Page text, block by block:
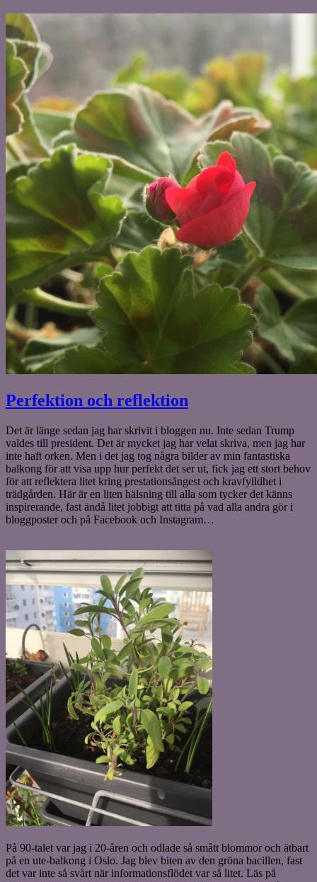
Perfektion och reflektion
Det är länge sedan jag har skrivit i bloggen nu. Inte sedan Trump
valdes till president. Det är mycket jag har velat skriva, men jag har
inte haft orken. Men i det jag tog några bilder av min fantastiska
balkong för att visa upp hur perfekt det ser ut, fick jag ett stort behov
för att reflektera litet kring prestationsångest och kravfylldhet i
trädgården. Här är en liten hälsning till alla som tycker det känns
inspirerande, fast ändå litet jobbigt att titta på vad alla andra gör i
bloggposter och på Facebook och Instagram…
På 90-talet var jag i 20-åren och odlade så smått blommor och ätbart
på en ute-balkong i Oslo. Jag blev biten av den gröna bacillen, fast
det var inte så svårt när informationsflödet var så litet. Läs på